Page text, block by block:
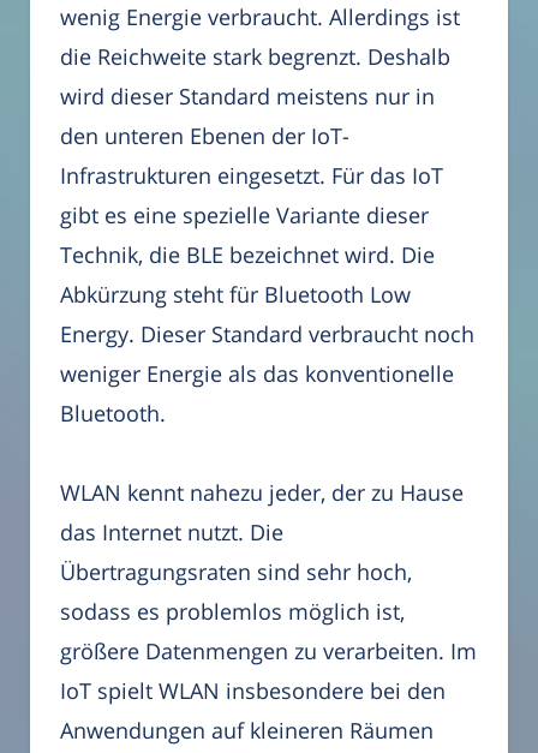
wenig Energie verbraucht. Allerdings ist
die Reichweite stark begrenzt. Deshalb
wird dieser Standard meistens nur in
den unteren Ebenen der IoT-
Infrastrukturen eingesetzt. Für das IoT
gibt es eine spezielle Variante dieser
Technik, die BLE bezeichnet wird. Die
Abkürzung steht für Bluetooth Low
Energy. Dieser Standard verbraucht noch
weniger Energie als das konventionelle
Bluetooth.
WLAN kennt nahezu jeder, der zu Hause
das Internet nutzt. Die
Übertragungsraten sind sehr hoch,
sodass es problemlos möglich ist,
größere Datenmengen zu verarbeiten. Im
IoT spielt WLAN insbesondere bei den
Anwendungen auf kleineren Räumen